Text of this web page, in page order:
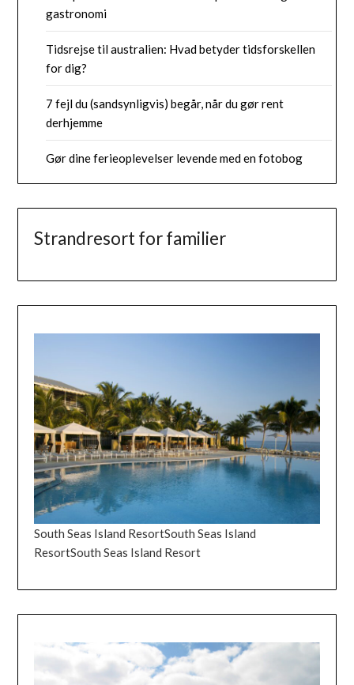
gastronomi
Tidsrejse til australien: Hvad betyder tidsforskellen
for dig?
7 fejl du (sandsynligvis) begår, når du gør rent
derhjemme
Gør dine ferieoplevelser levende med en fotobog
Strandresort for familier
South Seas Island ResortSouth Seas Island
ResortSouth Seas Island Resort